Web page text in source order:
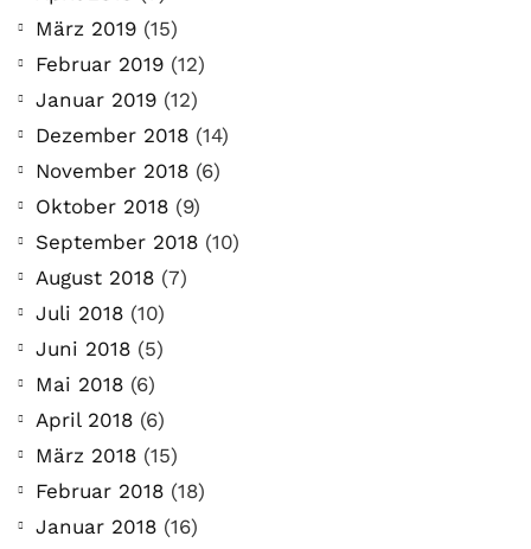
März 2019 (15)
Februar 2019 (12)
Januar 2019 (12)
Dezember 2018 (14)
November 2018 (6)
Oktober 2018 (9)
September 2018 (10)
August 2018 (7)
Juli 2018 (10)
Juni 2018 (5)
Mai 2018 (6)
April 2018 (6)
März 2018 (15)
Februar 2018 (18)
Januar 2018 (16)